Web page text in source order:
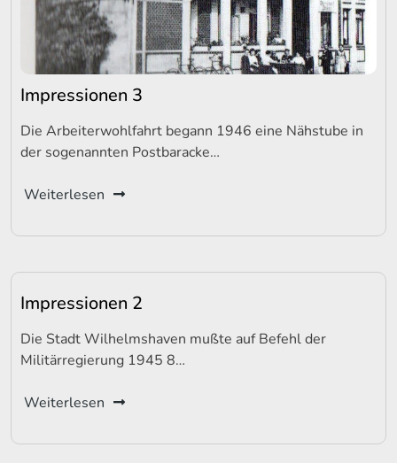
Impressionen 3
Die Arbeiterwohlfahrt begann 1946 eine Nähstube in
der sogenannten Postbaracke…
Weiterlesen
Impressionen 2
Die Stadt Wilhelmshaven mußte auf Befehl der
Militärregierung 1945 8…
Weiterlesen